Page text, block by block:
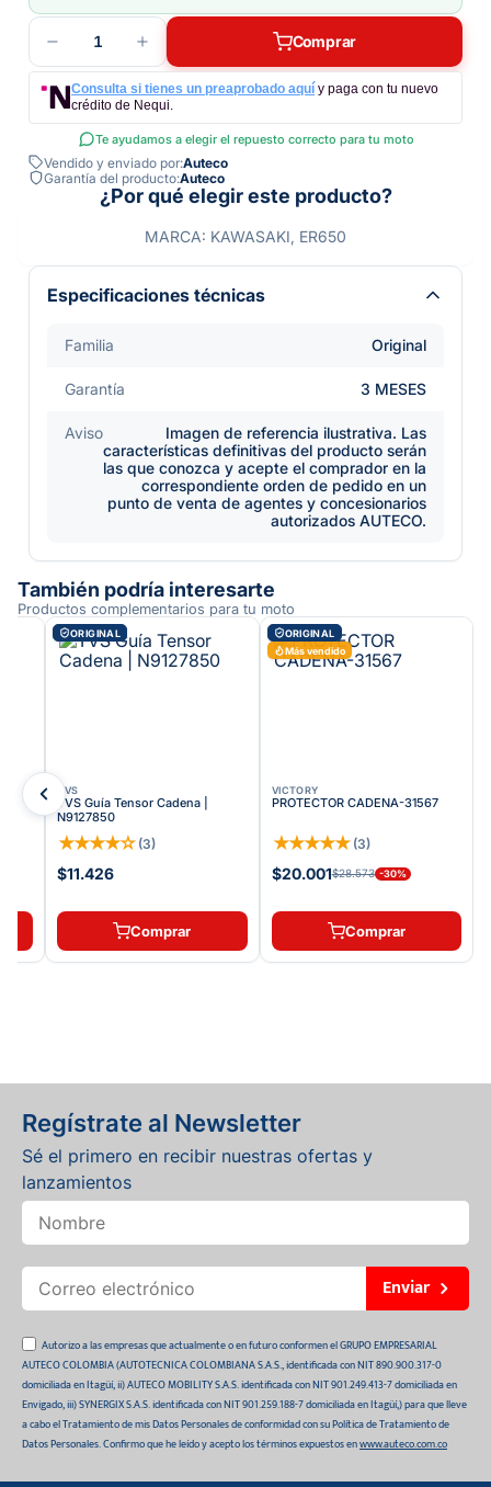
1 Comprar
Consulta si tienes un preaprobado aquí y paga con tu nuevo
crédito de Nequi.
Te ayudamos a elegir el repuesto correcto para tu moto
Vendido y enviado por:Auteco
Garantía del producto:Auteco
¿Por qué elegir este producto?
MARCA: KAWASAKI, ER650
Especificaciones técnicas
Familia Original
Garantía 3 MESES
Aviso
Imagen de referencia ilustrativa. Las
características definitivas del producto serán
las que conozca y acepte el comprador en la
correspondiente orden de pedido en un
punto de venta de agentes y concesionarios
autorizados AUTECO.
También podría interesarte
Productos complementarios para tu moto
ORIGINAL
TVS
TVS Guía Tensor Cadena |
N9127850
★★★★☆ (3)
$11.426
Comprar
ORIGINAL
Más vendido
VICTORY
PROTECTOR CADENA-31567
★★★★★ (3)
$20.001$28.573 -30%
Comprar
Regístrate al Newsletter
Sé el primero en recibir nuestras ofertas y
lanzamientos
Enviar
Autorizo a las empresas que actualmente o en futuro conformen el GRUPO EMPRESARIAL
AUTECO COLOMBIA (AUTOTECNICA COLOMBIANA S.A.S., identificada con NIT 890.900.317-0
domiciliada en Itagüí, ii) AUTECO MOBILITY S.A.S. identificada con NIT 901.249.413-7 domiciliada en
Envigado, iii) SYNERGIX S.A.S. identificada con NIT 901.259.188-7 domiciliada en Itagüí,) para que lleve
a cabo el Tratamiento de mis Datos Personales de conformidad con su Política de Tratamiento de
Datos Personales. Confirmo que he leído y acepto los términos expuestos enwww.auteco.com.co